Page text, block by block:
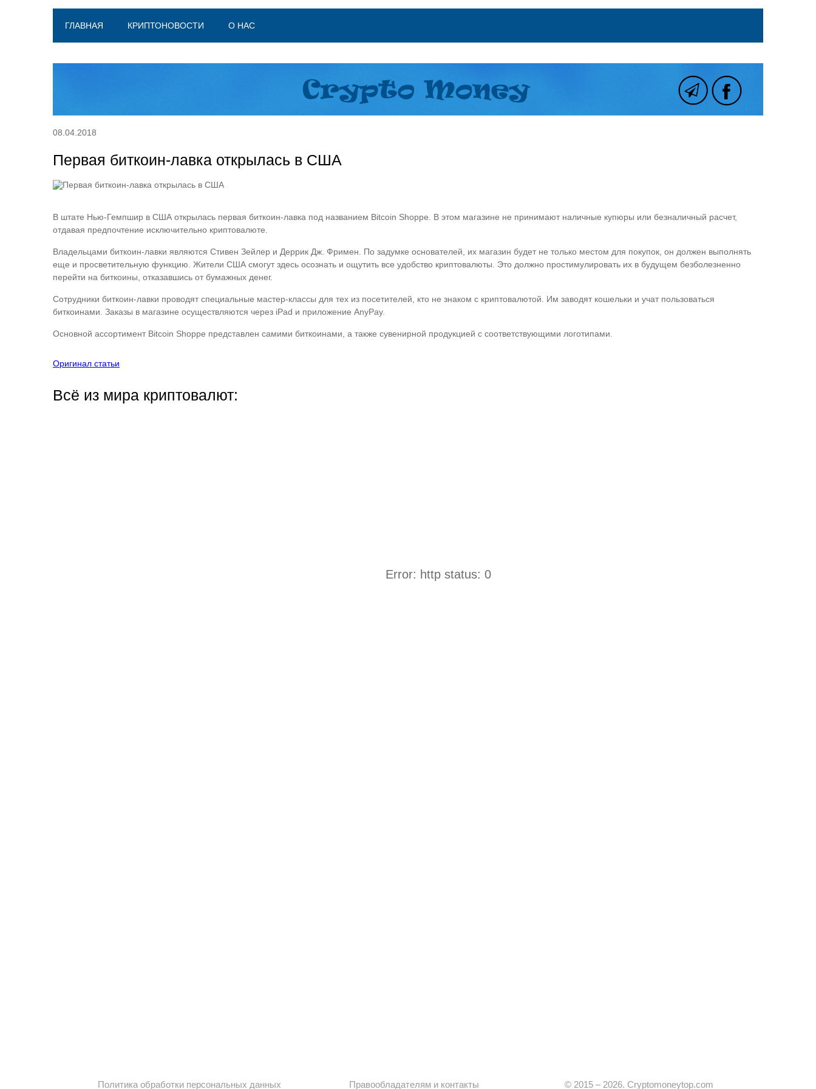
ГЛАВНАЯ КРИПТОНОВОСТИ О НАС
08.04.2018
Первая биткоин-лавка открылась в США
В штате Нью-Гемпшир в США открылась первая биткоин-лавка под названием Bitcoin Shoppe. В этом магазине не принимают наличные купюры или безналичный расчет,
отдавая предпочтение исключительно криптовалюте.
Владельцами биткоин-лавки являются Стивен Зейлер и Деррик Дж. Фримен. По задумке основателей, их магазин будет не только местом для покупок, он должен выполнять
еще и просветительную функцию. Жители США смогут здесь осознать и ощутить все удобство криптовалюты. Это должно простимулировать их в будущем безболезненно
перейти на биткоины, отказавшись от бумажных денег.
Сотрудники биткоин-лавки проводят специальные мастер-классы для тех из посетителей, кто не знаком с криптовалютой. Им заводят кошельки и учат пользоваться
биткоинами. Заказы в магазине осуществляются через iPad и приложение AnyPay.
Основной ассортимент Bitcoin Shoppe представлен самими биткоинами, а также сувенирной продукцией с соответствующими логотипами.
Оригинал статьи
Всё из мира криптовалют:
Error: http status: 0
Политика обработки персональных данных Правообладателям и контакты © 2015 – 2026. Cryptomoneytop.com